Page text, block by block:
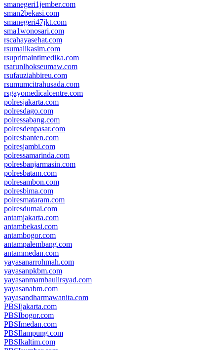
smanegeri1jember.com
sman2bekasi.com
smanegeri47jkt.com
sma1wonosari.com
rscahayasehat.com
rsumalikasim.com
rsuprimaintimedika.com
rsarunlhokseumaw.com
rsufauziahbireu.com
rsumumcitrahusada.com
rsgayomedicalcentre.com
polresjakarta.com
polresdago.com
polressabang.com
polresdenpasar.com
polresbanten.com
polresjambi.com
polressamarinda.com
polresbanjarmasin.com
polresbatam.com
polresambon.com
polresbima.com
polresmataram.com
polresdumai.com
antamjakarta.com
antambekasi.com
antambogor.com
antampalembang.com
antammedan.com
yayasanarrohmah.com
yayasanpkbm.com
yayasanmambaulirsyad.com
yayasanabm.com
yayasandharmawanita.com
PBSIjakarta.com
PBSIbogor.com
PBSImedan.com
PBSIlampung.com
PBSIkaltim.com